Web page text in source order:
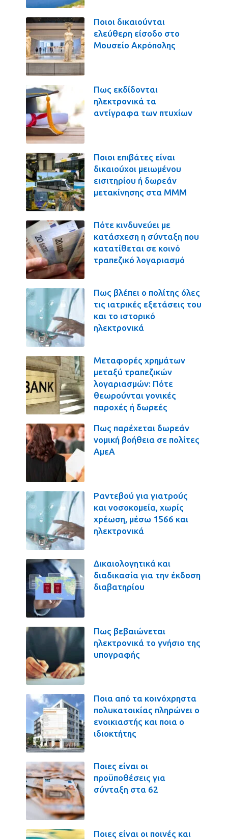
Ποιοι δικαιούνται
ελεύθερη είσοδο στο
Μουσείο Ακρόπολης
Πως εκδίδονται
ηλεκτρονικά τα
αντίγραφα των πτυχίων
Ποιοι επιβάτες είναι
δικαιούχοι μειωμένου
εισιτηρίου ή δωρεάν
μετακίνησης στα ΜΜΜ
Πότε κινδυνεύει με
κατάσχεση η σύνταξη που
κατατίθεται σε κοινό
τραπεζικό λογαριασμό
Πως βλέπει ο πολίτης όλες
τις ιατρικές εξετάσεις του
και το ιστορικό
ηλεκτρονικά
Μεταφορές χρημάτων
μεταξύ τραπεζικών
λογαριασμών: Πότε
θεωρούνται γονικές
παροχές ή δωρεές
Πως παρέχεται δωρεάν
νομική βοήθεια σε πολίτες
ΑμεΑ
Ραντεβού για γιατρούς
και νοσοκομεία, χωρίς
χρέωση, μέσω 1566 και
ηλεκτρονικά
Δικαιολογητικά και
διαδικασία για την έκδοση
διαβατηρίου
Πως βεβαιώνεται
ηλεκτρονικά το γνήσιο της
υπογραφής
Ποια από τα κοινόχρηστα
πολυκατοικίας πληρώνει ο
ενοικιαστής και ποια ο
ιδιοκτήτης
Ποιες είναι οι
προϋποθέσεις για
σύνταξη στα 62
Ποιες είναι οι ποινές και